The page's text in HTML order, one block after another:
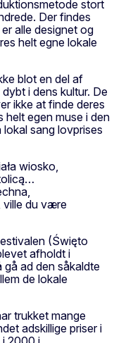
stort
Der findes
alle designet og
helt egne lokale
blot en del af
i dens kultur. De
ikke at finde deres
helt egen muse i den
sang lovprises
wiosko,
ville du være
(Święto
afholdt i
ad den såkaldte
de lokale
trukket mange
adskillige priser i